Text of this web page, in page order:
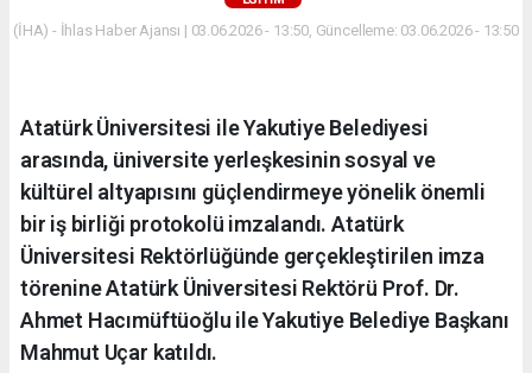
Yeni
(İHA) - İhlas Haber Ajansı | 03.06.2026 - 13:50, Güncelleme: 03.06.2026 - 13:50
Atatürk Üniversitesi ile Yakutiye Belediyesi
arasında, üniversite yerleşkesinin sosyal ve
kültürel altyapısını güçlendirmeye yönelik önemli
bir iş birliği protokolü imzalandı. Atatürk
Üniversitesi Rektörlüğünde gerçekleştirilen imza
törenine Atatürk Üniversitesi Rektörü Prof. Dr.
Ahmet Hacımüftüoğlu ile Yakutiye Belediye Başkanı
Mahmut Uçar katıldı.